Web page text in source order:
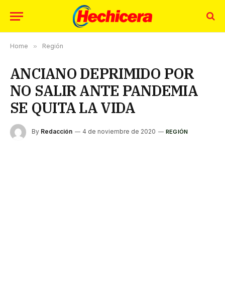
Home » Región
ANCIANO DEPRIMIDO POR
NO SALIR ANTE PANDEMIA
SE QUITA LA VIDA
By Redacción 4 de noviembre de 2020 REGIÓN